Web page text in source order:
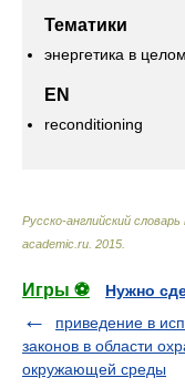
Тематики
энергетика в целом
EN
reconditioning
Русско-английский
academic.ru 2015
Игры ⚽
Нужно
приведение в
законов в области
окружающей среды